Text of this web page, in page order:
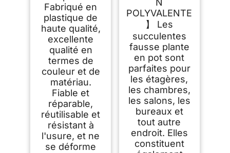
Fabriqué en
plastique de
haute qualité,
excellente
qualité en
termes de
couleur et de
matériau.
Fiable et
réparable,
réutilisable et
résistant à
l'usure, et ne
se déforme
POLYVALENTE
】 Les
succulentes
fausse plante
en pot sont
parfaites pour
les étagères,
les chambres,
les salons, les
bureaux et
tout autre
endroit. Elles
constituent